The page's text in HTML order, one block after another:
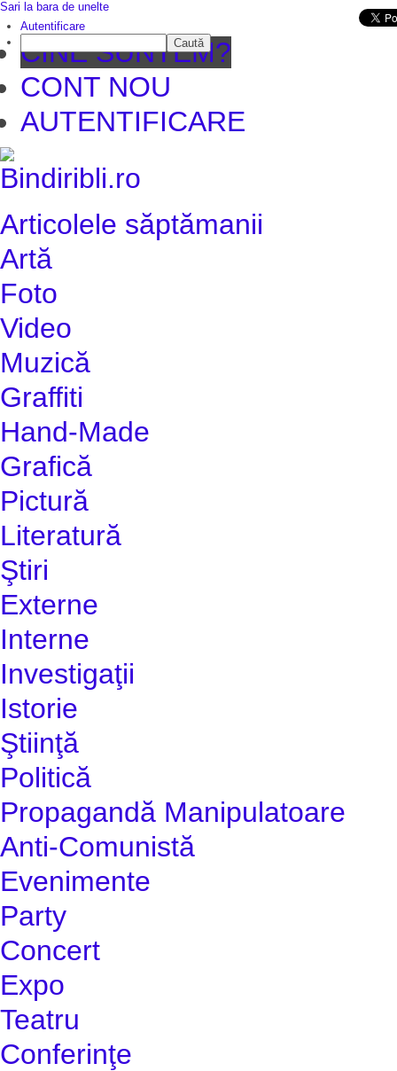
CINE SUNTEM?
CONT NOU
AUTENTIFICARE
Articolele săptămanii
Artă
Foto
Video
Muzică
Graffiti
Hand-Made
Grafică
Pictură
Literatură
Ştiri
Externe
Interne
Investigaţii
Istorie
Ştiinţă
Politică
Propagandă Manipulatoare
Anti-Comunistă
Evenimente
Party
Concert
Expo
Teatru
Conferinţe
Sari la bara de unelte
Autentificare
Caută